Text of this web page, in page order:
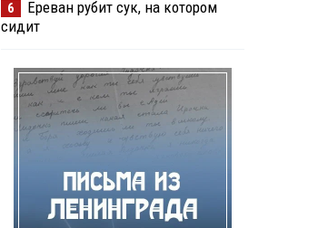
6
Ереван рубит сук, на котором
сидит